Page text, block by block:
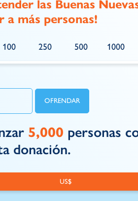
las Buenas
a más personas!
100 250 500 1000
5,000 personas
donación.
US$